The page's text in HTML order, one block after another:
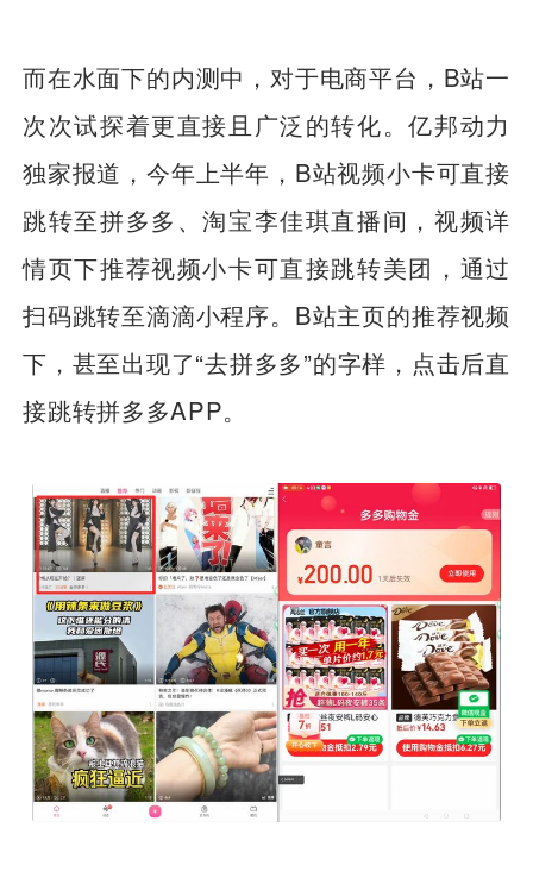
而在水面下的内测中，对于电商平台，B站一
次次试探着更直接且广泛的转化。亿邦动力
独家报道，今年上半年，B站视频小卡可直接
跳转至拼多多、淘宝李佳琪直播间，视频详
情页下推荐视频小卡可直接跳转美团，通过
扫码跳转至滴滴小程序。B站主页的推荐视频
下，甚至出现了“去拼多多”的字样，点击后直
接跳转拼多多APP。